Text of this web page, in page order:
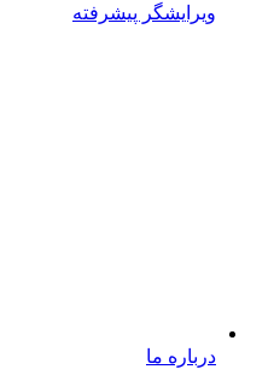
ویرایشگر پیشرفته
درباره ما